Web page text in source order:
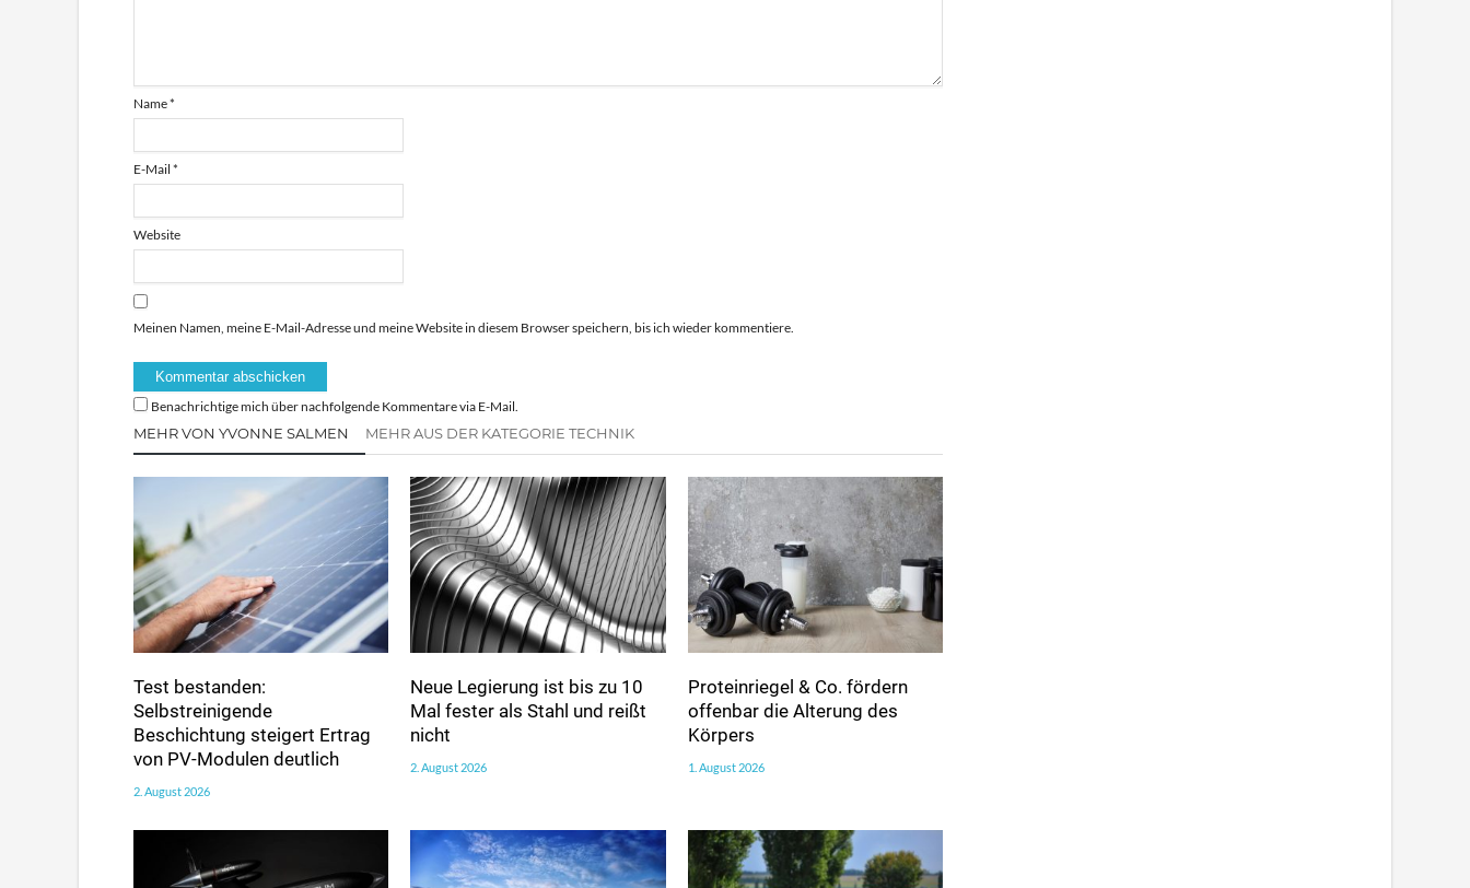
Name*
E-Mail *
Website
Meinen Namen, meine E-Mail-Adresse und meine Website in diesem Browser speichern, bis ich wieder kommentiere.
Benachrichtige mich über nachfolgende Kommentare via E-Mail.
MEHR VON YVONNE SALMEN MEHR AUS DER KATEGORIE TECHNIK
Test bestanden:
Selbstreinigende
Beschichtung steigert Ertrag
von PV-Modulen deutlich
2. August 2026
Neue Legierung ist bis zu 10
Mal fester als Stahl und reißt
nicht
2. August 2026
Proteinriegel & Co. fördern
offenbar die Alterung des
Körpers
1. August 2026